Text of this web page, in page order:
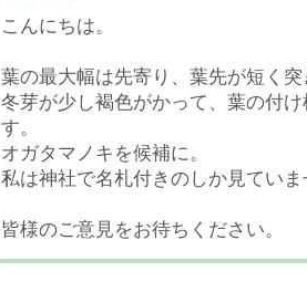
こんにちは。
葉の最大幅は先寄り、葉先が短く
冬芽が少し褐色がかって、葉の付
す。
オガタマノキを候補に。
私は神社で名札付きのしか見てい
皆様のご意見をお待ちください。